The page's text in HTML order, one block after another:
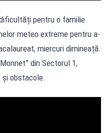
pentru o familie
meteo extreme pentru a-
miercuri dimineață.
din Sectorul 1,
obstacole.